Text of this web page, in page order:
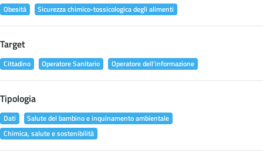
Obesità
Sicurezza chimico-tossicologica degli alimenti
Target
Cittadino Operatore Sanitario Operatore dell'informazione
Tipologia
Dati
Salute del bambino e inquinamento ambientale
Chimica, salute e sostenibilità